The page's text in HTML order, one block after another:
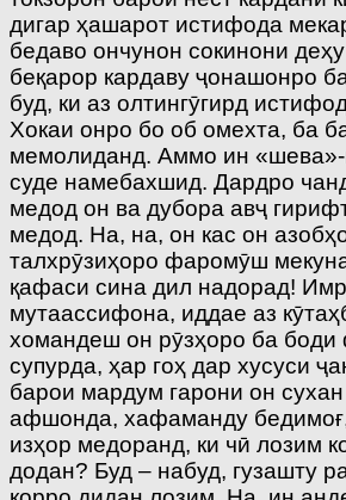
дигар ҳашарот истифода
бедаво ончунон сокинони
беқарор кардаву ҷонашонро
буд, ки аз олтингӯгирд
Хокаи онро бо об омехта, ба
мемолиданд. Аммо ин «шева»-
суде намебахшид. Дардро
медод он ва дубора авҷ
медод. На, на, он кас он
талхрӯзиҳоро фаромӯш
қафаси сина дил надорад!
мутаассифона, иддае аз
хомандеш он рӯзҳоро ба
супурда, ҳар гоҳ дар хусуси
барои мардум гарони он
афшонда, хафаманду
изҳор медоранд, ки чӣ лозим
додан? Буд – набуд, гузашту